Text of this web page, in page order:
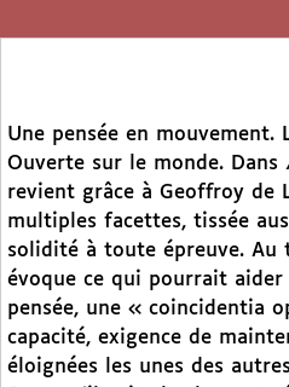
Une pensée en mouvement.
Ouverte sur le monde. Dans
revient grâce à Geoffroy de
multiples facettes, tissée
solidité à toute épreuve. Au
évoque ce qui pourrait
pensée, une « coincidentia
capacité, exigence de
éloignées les unes des